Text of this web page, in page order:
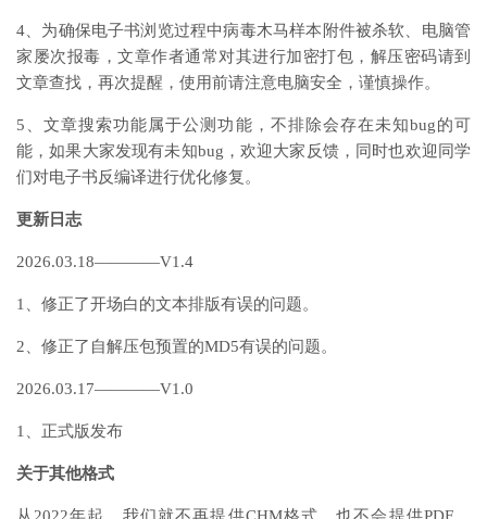
4、为确保电子书浏览过程中病毒木马样本附件被杀软、电脑管
家屡次报毒，文章作者通常对其进行加密打包，解压密码请到
文章查找，再次提醒，使用前请注意电脑安全，谨慎操作。
5、文章搜索功能属于公测功能，不排除会存在未知bug的可
能，如果大家发现有未知bug，欢迎大家反馈，同时也欢迎同学
们对电子书反编译进行优化修复。
更新日志
2026.03.18————V1.4
1、修正了开场白的文本排版有误的问题。
2、修正了自解压包预置的MD5有误的问题。
2026.03.17————V1.0
1、正式版发布
关于其他格式